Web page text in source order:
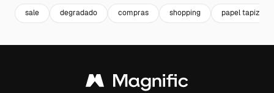
sale degradado compras shopping papel tapiz